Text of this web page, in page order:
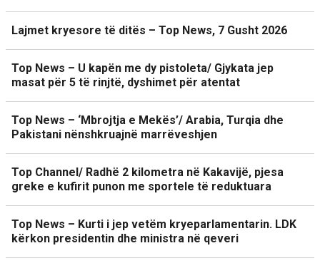
Lajmet kryesore të ditës – Top News, 7 Gusht 2026
Top News – U kapën me dy pistoleta/ Gjykata jep
masat për 5 të rinjtë, dyshimet për atentat
Top News – ‘Mbrojtja e Mekës’/ Arabia, Turqia dhe
Pakistani nënshkruajnë marrëveshjen
Top Channel/ Radhë 2 kilometra në Kakavijë, pjesa
greke e kufirit punon me sportele të reduktuara
Top News – Kurti i jep vetëm kryeparlamentarin. LDK
kërkon presidentin dhe ministra në qeveri